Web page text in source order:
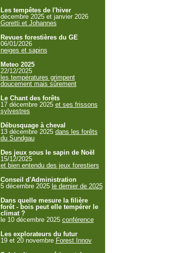
Les tempêtes de l'hiver
décembre 2025 et janvier 2026
Goretti et Johannes
Revues forestières du GE
06/01/2026
neiges et sapins
Meteo 2025
22/12/2025
les températures grimpent
doucement mais sûrement
Le Chant des forêts
17 décembre 2025 et ses frissons
sylvestres
Débusquage à cheval
13 décembre 2025 dans les forêts
du Sundgau
Des jeux sous le sapin de Noël
15/12/2025
et bien entendu des jeux forestiers
Conseil d'Administration
5 décembre 2025 le dernier de 2025
Dans quelle mesure la filière
forêt - bois peut elle tempérer le
climat ?
le 10 décembre 2025 conférence
Les explorateurs du futur
19 et 20 novembre Forest Innov